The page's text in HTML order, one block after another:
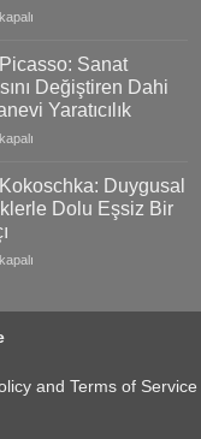
Sanat
Değiştiren Dahi
Yaratıcılık
Duygusal
Dolu Eşsiz Bir
and Terms of Service